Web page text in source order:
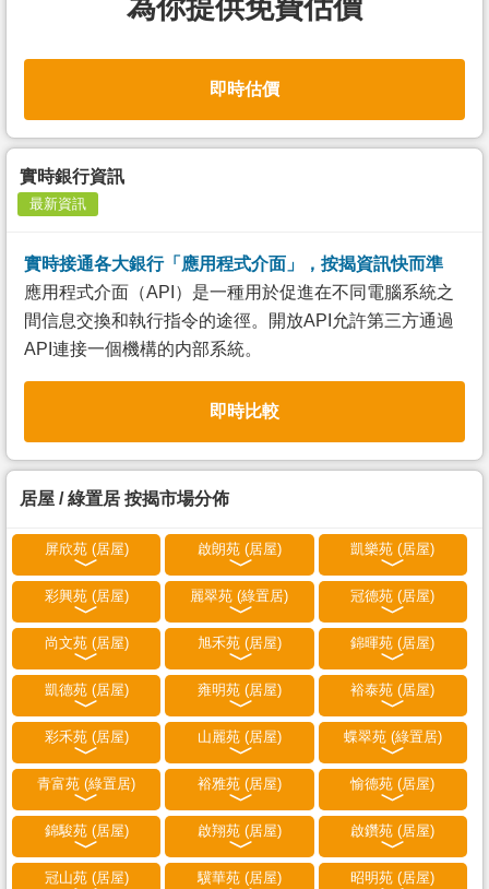
為你提供免費估價
即時估價
實時銀行資訊
最新資訊
實時接通各大銀行「應用程式介面」，按揭資訊快而準
應用程式介面（API）是一種用於促進在不同電腦系統之
間信息交換和執行指令的途徑。開放API允許第三方通過
API連接一個機構的内部系統。
即時比較
居屋 / 綠置居 按揭市場分佈
屏欣苑 (居屋) 啟朗苑 (居屋) 凱樂苑 (居屋)
彩興苑 (居屋) 麗翠苑 (綠置居) 冠德苑 (居屋)
尚文苑 (居屋) 旭禾苑 (居屋) 錦暉苑 (居屋)
凱德苑 (居屋) 雍明苑 (居屋) 裕泰苑 (居屋)
彩禾苑 (居屋) 山麗苑 (居屋) 蝶翠苑 (綠置居)
青富苑 (綠置居) 裕雅苑 (居屋) 愉德苑 (居屋)
錦駿苑 (居屋) 啟翔苑 (居屋) 啟鑽苑 (居屋)
冠山苑 (居屋) 驥華苑 (居屋) 昭明苑 (居屋)